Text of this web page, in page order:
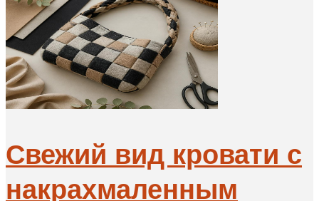
Свежий вид кровати с
накрахмаленным